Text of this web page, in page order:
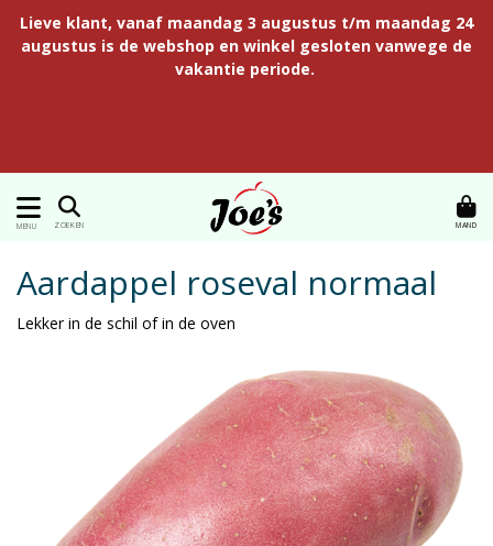
Lieve klant, vanaf maandag 3 augustus t/m maandag 24
augustus is de webshop en winkel gesloten vanwege de
vakantie periode.
MENU ZOEKEN MAND
Aardappel roseval normaal
Lekker in de schil of in de oven